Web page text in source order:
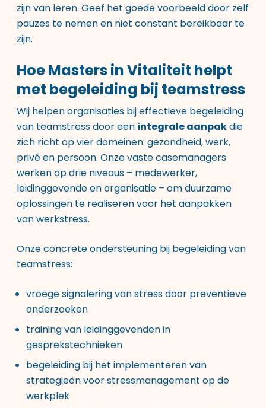
zijn van leren. Geef het goede voorbeeld door zelf
pauzes te nemen en niet constant bereikbaar te
zijn.
Hoe Masters in Vitaliteit helpt
met begeleiding bij teamstress
Wij helpen organisaties bij effectieve begeleiding
van teamstress door een integrale aanpakdie
zich richt op vier domeinen: gezondheid, werk,
privé en persoon. Onze vaste casemanagers
werken op drie niveaus – medewerker,
leidinggevende en organisatie – om duurzame
oplossingen te realiseren voor het aanpakken
van werkstress.
Onze concrete ondersteuning bij begeleiding van
teamstress:
vroege signalering van stress door preventieve
onderzoeken
training van leidinggevenden in
gesprekstechnieken
begeleiding bij het implementeren van
strategieën voor stressmanagement op de
werkplek